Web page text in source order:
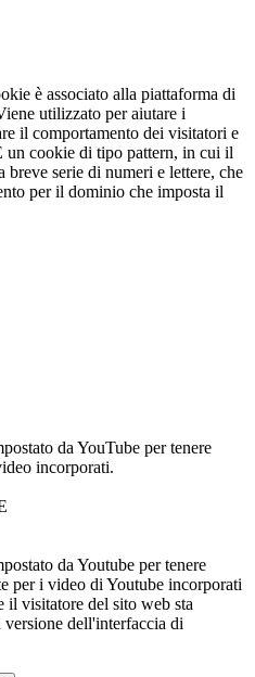
è associato alla piattaforma di
utilizzato per aiutare i
il comportamento dei visitatori e
un cookie di tipo pattern, in cui il
breve serie di numeri e lettere, che
per il dominio che imposta il
da YouTube per tenere
incorporati.
da Youtube per tenere
per i video di Youtube incorporati
il visitatore del sito web sta
dell'interfaccia di